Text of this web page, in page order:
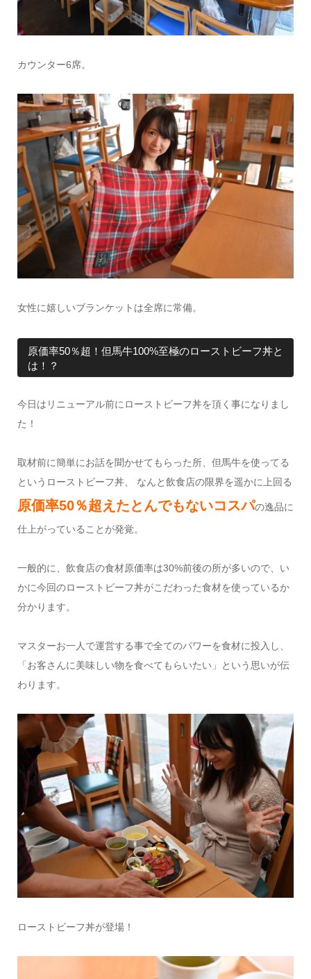
カウンター6席。
女性に嬉しいブランケットは全席に常備。
原価率50％超！但馬牛100%至極のローストビーフ丼と
は！？
今日はリニューアル前にローストビーフ丼を頂く事になりまし
た！
取材前に簡単にお話を聞かせてもらった所、但馬牛を使ってる
というローストビーフ丼、 なんと飲食店の限界を遥かに上回る
原価率50％超えたとんでもないコスパの逸品に
仕上がっていることが発覚。
一般的に、飲食店の食材原価率は30%前後の所が多いので、い
かに今回のローストビーフ丼がこだわった食材を使っているか
分かります。
マスターお一人で運営する事で全てのパワーを食材に投入し、
「お客さんに美味しい物を食べてもらいたい」という思いが伝
わります。
ローストビーフ丼が登場！